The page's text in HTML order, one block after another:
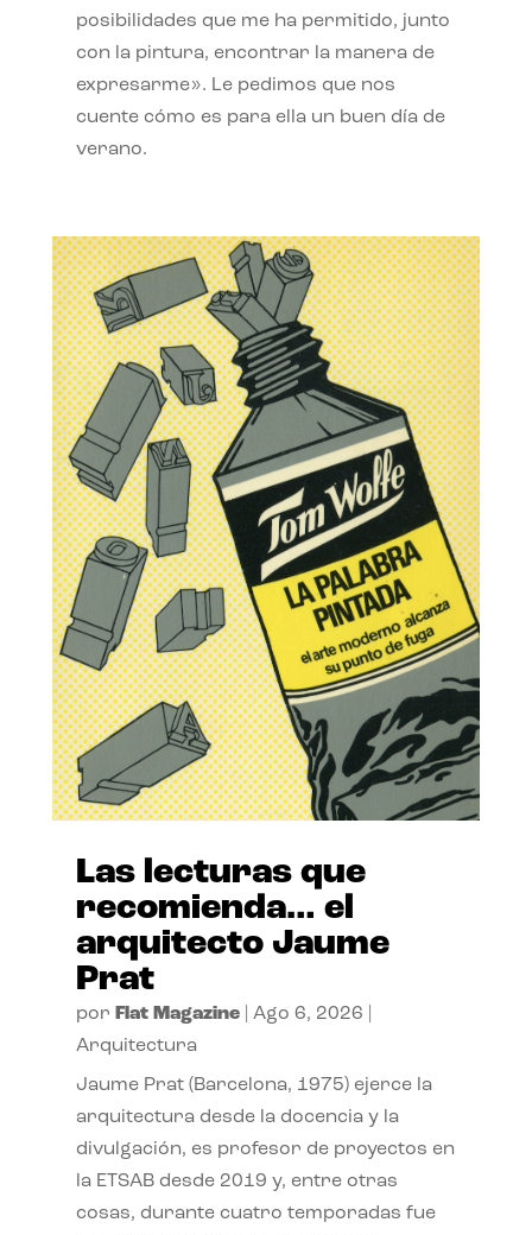
posibilidades que me ha permitido, junto
con la pintura, encontrar la manera de
expresarme». Le pedimos que nos
cuente cómo es para ella un buen día de
verano.
Las lecturas que
recomienda… el
arquitecto Jaume
Prat
por Flat Magazine| Ago 6, 2026
Arquitectura
Jaume Prat (Barcelona, 1975) ejerce la
arquitectura desde la docencia y la
divulgación, es profesor de proyectos en
la ETSAB desde 2019 y, entre otras
cosas, durante cuatro temporadas fue